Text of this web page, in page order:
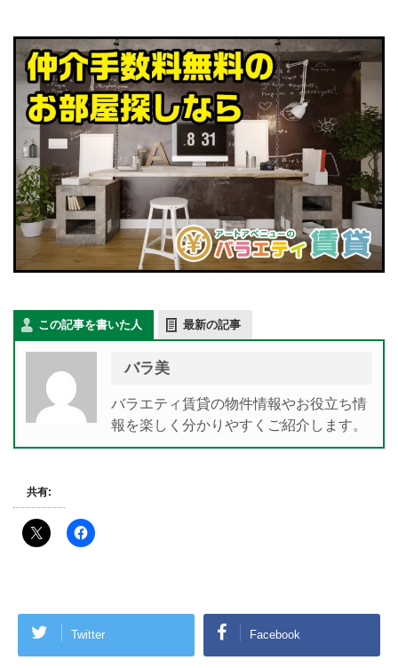
この記事を書いた人 最新の記事
バラ美
バラエティ賃貸の物件情報やお役立ち情
報を楽しく分かりやすくご紹介します。
共有:
Twitter Facebook